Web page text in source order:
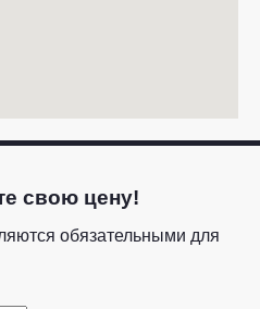
свою цену!
обязательными для